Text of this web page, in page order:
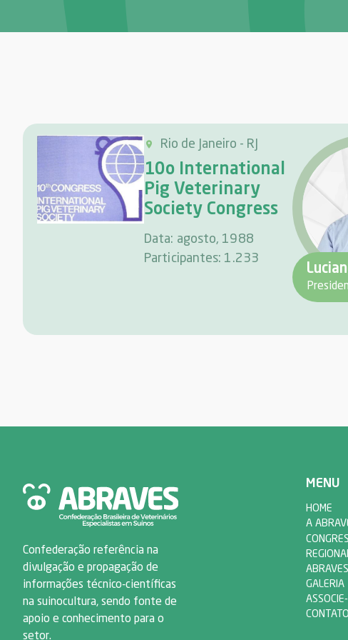
Rio de Janeiro - RJ
10o International
Pig Veterinary
Society Congress
Data: agosto, 1988
Participantes: 1.233
Confederação referência na
divulgação e propagação de
informações técnico-científicas
na suinocultura, sendo fonte de
apoio e conhecimento para o
setor.
MENU
HOME
A
ABRAVES
GALERIA
CONTATO